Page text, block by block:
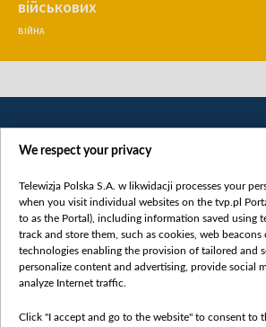
військових
ВІЙНА
Категорії
Новини
Докладно
We respect your privacy
Telewizja Polska S.A. w likwidacji processes your
when you visit individual websites on the tvp.pl
to as the Portal), including information saved using
track and store them, such as cookies, web beacons
technologies enabling the provision of tailored and
personalize content and advertising, provide social
analyze Internet traffic.
Click "I accept and go to the website" to consent to